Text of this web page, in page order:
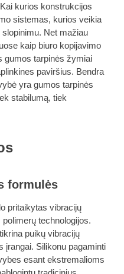
kurios konstrukcijos
sistemas, kurios veikia
Net mažiau
kaip biuro kopijavimo
gumos tarpinės žymiai
paviršius. Bendra
yra gumos tarpinės
stabilumą, tiek
formulės
pritaikytas vibracijų
technologijos.
puikų vibracijų
įrangai. Silikonu pagaminti
esant ekstremalioms